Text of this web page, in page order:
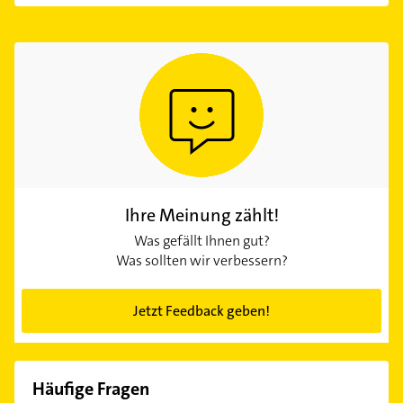
Ihre Meinung zählt!
Was gefällt Ihnen gut?
Was sollten wir verbessern?
Jetzt Feedback geben!
Häufige Fragen